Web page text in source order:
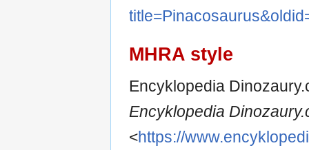
MHRA style
Encyklopedia
Encyklopedia
<https://